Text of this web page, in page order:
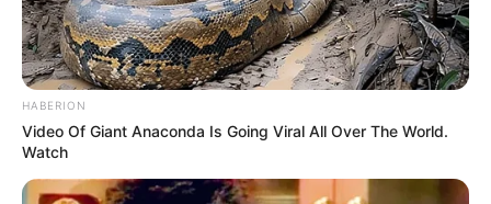
HABERION
Video Of Giant Anaconda Is Going Viral All Over The World.
Watch